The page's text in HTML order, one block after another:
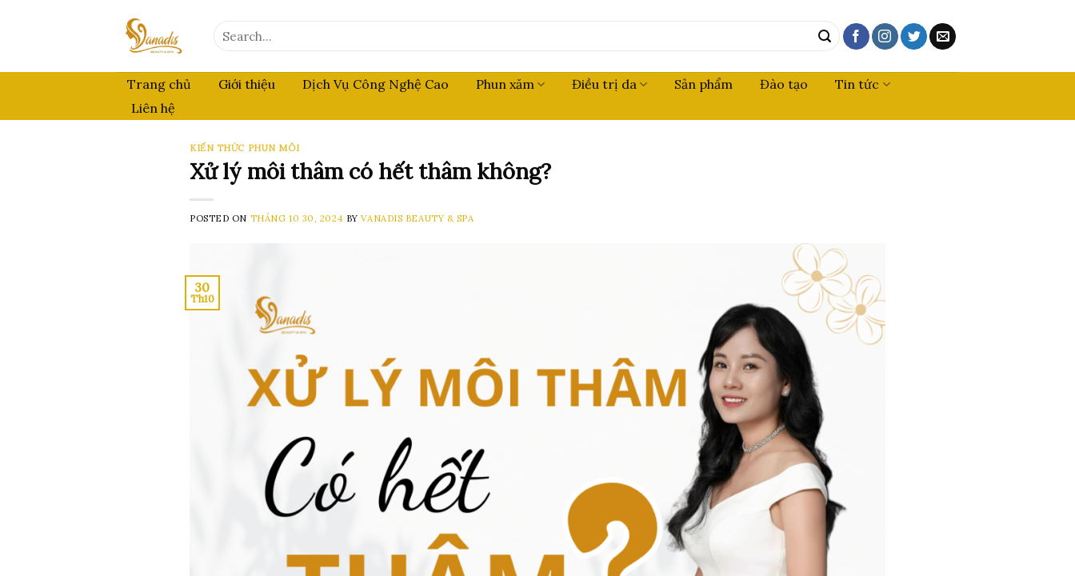
for:
Trang chủ Giới thiệu Dịch Vụ Công Nghệ Cao Phun xăm Điều trị da Sản phẩm Đào tạo
Tin tức
Liên hệ
KIẾN THỨC PHUN MÔI
Xử lý môi thâm có hết thâm không?
POSTED ON THÁNG 10 30, 2024 BYVANADIS BEAUTY & SPA
30
Th10